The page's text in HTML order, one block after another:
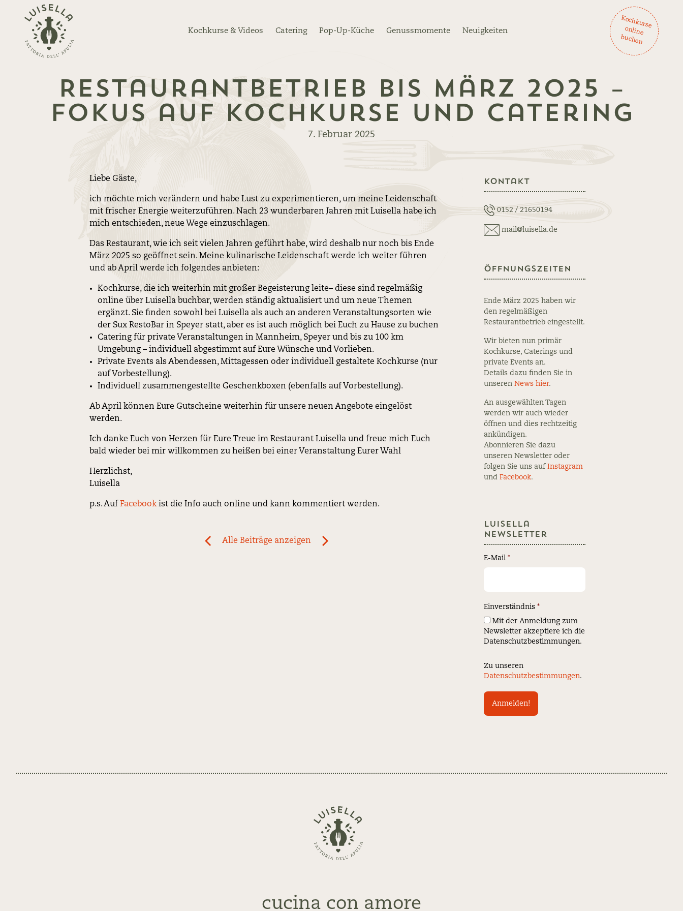
Zurück
zur
Startseite
Kochkurse & Videos Catering Pop-Up-Küche Genussmomente Neuigkeiten
K
och
ku
rse
on
lin
e
bu
ch
en
Restaurantbetrieb bis März 2025 –
Fokus auf Kochkurse und Catering
7. Februar 2025
Liebe Gäste,
ich möchte mich verändern und habe Lust zu experimentieren, um meine Leidenschaft
mit frischer Energie weiterzuführen. Nach 23 wunderbaren Jahren mit Luisella habe ich
mich entschieden, neue Wege einzuschlagen.
Das Restaurant, wie ich seit vielen Jahren geführt habe, wird deshalb nur noch bis Ende
März 2025 so geöffnet sein. Meine kulinarische Leidenschaft werde ich weiter führen
und ab April werde ich folgendes anbieten:
Kochkurse, die ich weiterhin mit großer Begeisterung leite– diese sind regelmäßig
online über Luisella buchbar, werden ständig aktualisiert und um neue Themen
ergänzt. Sie finden sowohl bei Luisella als auch an anderen Veranstaltungsorten wie
der Sux RestoBar in Speyer statt, aber es ist auch möglich bei Euch zu Hause zu buchen
Catering für private Veranstaltungen in Mannheim, Speyer und bis zu 100 km
Umgebung – individuell abgestimmt auf Eure Wünsche und Vorlieben.
Private Events als Abendessen, Mittagessen oder individuell gestaltete Kochkurse (nur
auf Vorbestellung).
Individuell zusammengestellte Geschenkboxen (ebenfalls auf Vorbestellung).
Ab April können Eure Gutscheine weiterhin für unsere neuen Angebote eingelöst
werden.
Ich danke Euch von Herzen für Eure Treue im Restaurant Luisella und freue mich Euch
bald wieder bei mir willkommen zu heißen bei einer Veranstaltung Eurer Wahl
Herzlichst,
Luisella
p.s. Auf Facebookist die Info auch online und kann kommentiert werden.
Alle Beiträge anzeigen
Kontakt
0152 / 21650194
mail@luisella.de
Öffnungszeiten
Ende März 2025 haben wir
den regelmäßigen
Restaurantbetrieb eingestellt.
Wir bieten nun primär
Kochkurse, Caterings und
private Events an.
Details dazu finden Sie in
unseren News hier.
An ausgewählten Tagen
werden wir auch wieder
öffnen und dies rechtzeitig
ankündigen.
Abonnieren Sie dazu
unseren Newsletter oder
folgen Sie uns auf Instagram
und Facebook.
Luisella
Newsletter
E-Mail *
Einverständnis *
Mit der Anmeldung zum
Newsletter akzeptiere ich die
Datenschutzbestimmungen.
Zu unseren
Datenschutzbestimmungen.
Zurück
zur
Startseite
cucina con amore